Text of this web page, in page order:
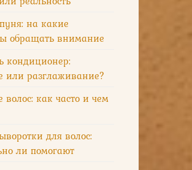
на какие
обращать внимание
кондиционер:
или разглаживание?
как часто и чем
для волос:
ли помогают